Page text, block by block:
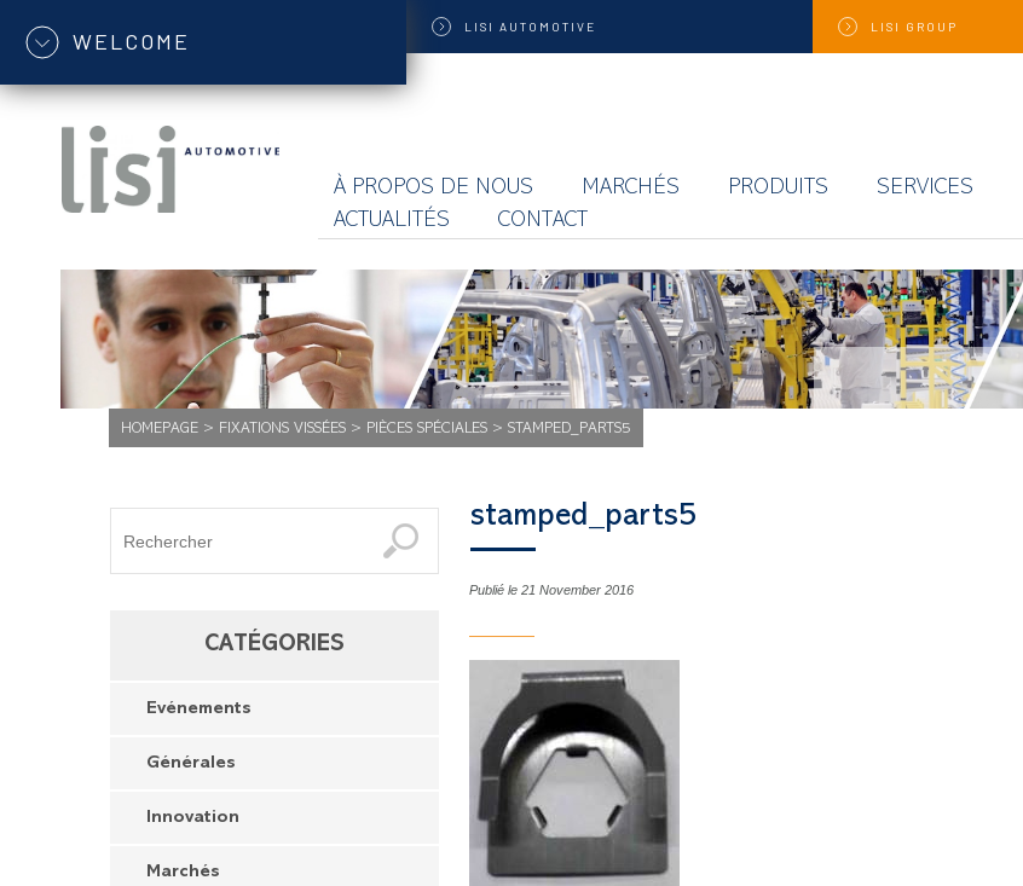
WELCOME
LISI AUTOMOTIVE LISI GROUP
À PROPOS DE NOUS MARCHÉS PRODUITS SERVICES
ACTUALITÉS
CONTACT
HOMEPAGE> FIXATIONS VISSÉES> PIÈCES SPÉCIALES> STAMPED_PARTS5
CATÉGORIES
Evénements
Générales
Innovation
Marchés
stamped_parts5
Publié le 21 November 2016